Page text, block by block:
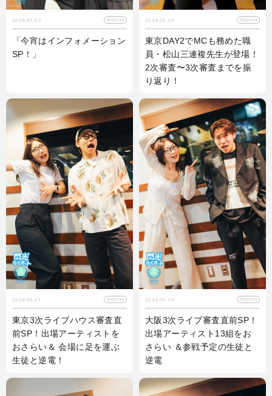
2024.07.05 閃光LOCKS!
「今宵はインフォメーション
SP！」
2024.06.28 閃光LOCKS!
東京DAY2でMCも務めた職
員・松山三連複先生が登場！
2次審査〜3次審査までを振
り返り！
2024.06.21 閃光LOCKS!
東京3次ライブハウス審査直
前SP！出場アーティストを
おさらい＆ 会場に足を運ぶ
生徒と逆電！
2024.06.13 閃光LOCKS!
大阪3次ライブ審査直前SP！
出場アーティスト13組をお
さらい ＆参戦予定の生徒と
逆電